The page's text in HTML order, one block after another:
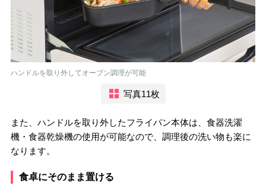
ハンドルを取り外してオーブン調理が可能
写真11枚
また、ハンドルを取り外したフライパン本体は、食器洗濯
機・食器乾燥機の使用が可能なので、調理後の洗い物も楽に
なります。
食卓にそのまま置ける